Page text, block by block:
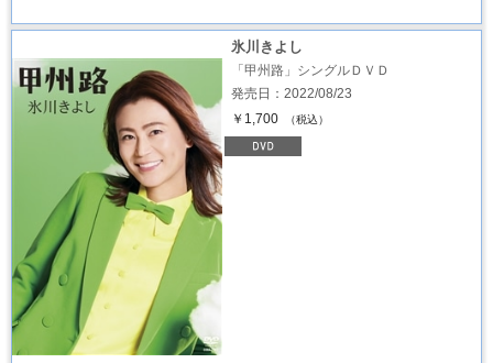
氷川きよし
「甲州路」シングルＤＶＤ
発売日：2022/08/23
￥1,700
（税込）